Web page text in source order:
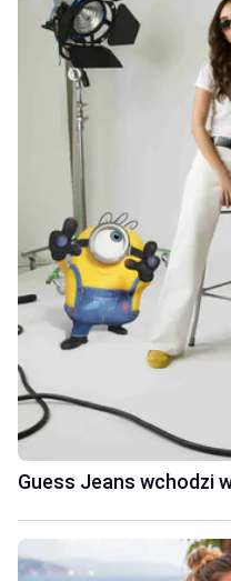
Guess Jeans wchodzi